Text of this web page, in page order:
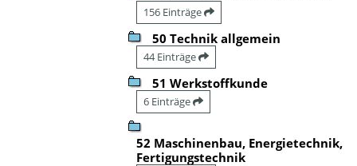
156 Einträge
50 Technik allgemein
44 Einträge
51 Werkstoffkunde
6 Einträge
52 Maschinenbau, Energietechnik,
Fertigungstechnik